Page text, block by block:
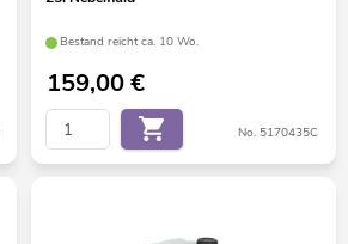
Bestand reicht ca. 10 Wo.
159,00€
No. 5170435C